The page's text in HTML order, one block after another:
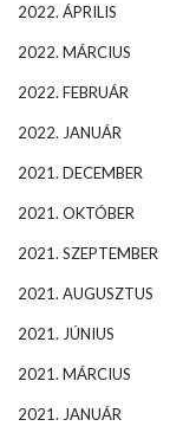
2022. ÁPRILIS
2022. MÁRCIUS
2022. FEBRUÁR
2022. JANUÁR
2021. DECEMBER
2021. OKTÓBER
2021. SZEPTEMBER
2021. AUGUSZTUS
2021. JÚNIUS
2021. MÁRCIUS
2021. JANUÁR